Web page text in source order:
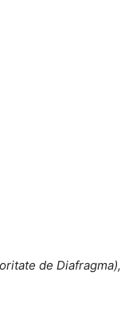
de Diafragma),